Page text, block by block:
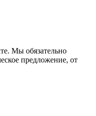
Мы обязательно
предложение, от